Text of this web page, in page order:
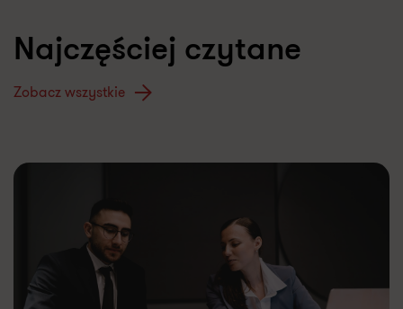
Najczęściej czytane
Zobacz wszystkie